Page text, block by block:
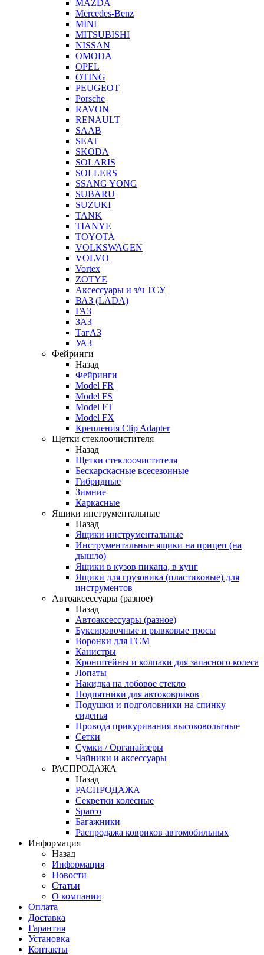
MAZDA
Mercedes-Benz
MINI
MITSUBISHI
NISSAN
OMODA
OPEL
OTING
PEUGEOT
Porsche
RAVON
RENAULT
SAAB
SEAT
SKODA
SOLARIS
SOLLERS
SSANG YONG
SUBARU
SUZUKI
TANK
TIANYE
TOYOTA
VOLKSWAGEN
VOLVO
Vortex
ZOTYE
Аксессуары и з/ч ТСУ
ВАЗ (LADA)
ГАЗ
ЗАЗ
ТагАЗ
УАЗ
Фейринги
Назад
Фейринги
Model FR
Model FS
Model FT
Model FX
Крепления Clip Adapter
Щетки стеклоочистителя
Назад
Щетки стеклоочистителя
Бескарскасные всесезонные
Гибридные
Зимние
Каркасные
Ящики инструментальные
Назад
Ящики инструментальные
Инструментальные ящики на прицеп (на
дышло)
Ящики в кузов пикапа, в кунг
Ящики для грузовика (пластиковые) для
инструментов
Автоаксессуары (разное)
Назад
Автоаксессуары (разное)
Буксировочные и рывковые тросы
Воронки для ГСМ
Канистры
Кронштейны и колпаки для запасного колеса
Лопаты
Накидка на лобовое стекло
Подпятники для автоковриков
Подушки и подголовники на спинку
сиденья
Провода прикуривания высоковольтные
Сетки
Сумки / Органайзеры
Чайники и аксессуары
РАСПРОДАЖА
Назад
РАСПРОДАЖА
Секретки колёсные
Sparco
Багажники
Распродажа ковриков автомобильных
Информация
Назад
Информация
Новости
Статьи
О компании
Оплата
Доставка
Гарантия
Установка
Контакты